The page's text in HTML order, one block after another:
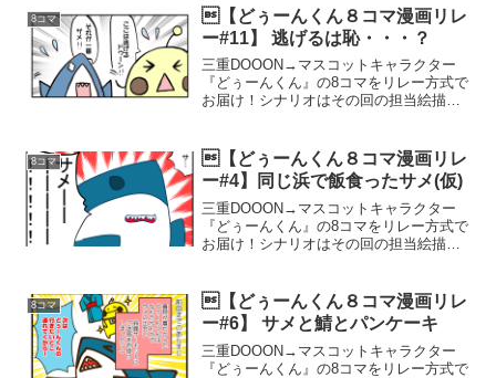
第12回目！どぅーんくん、ナンパ！？第1
話から読む↓かわ...
8コマ
【どぅーんくん８コマ漫画リレ
ー#11】 逃げるは恥・・・？
三重DOOON→マスコットキャラクター
『どぅーんくん』の8コマをリレー方式で
お届け！シナリオはその回の担当絵描き
第11回目！どぅーんくん、脱走！？第1話
から読む↓逃げる...
8コマ
【どぅーんくん８コマ漫画リレ
ー#4】同じ浜で飯食ったサメ(仮)
三重DOOON→マスコットキャラクター
『どぅーんくん』の8コマをリレー方式で
お届け！シナリオはその回の担当絵描き
第4回目！どぅーんくん、サメと遭遇し
て！？第1話から読む...
8コマ
【どぅーんくん８コマ漫画リレ
ー#6】 サメと鯖とパンケーキ
三重DOOON→マスコットキャラクター
『どぅーんくん』の8コマをリレー方式で